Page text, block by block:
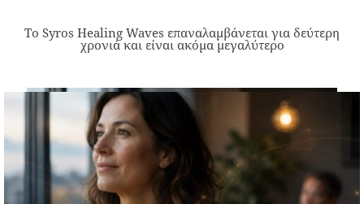
Το Syros Healing Waves επαναλαμβάνεται για δεύτερη
χρονιά και είναι ακόμα μεγαλύτερο